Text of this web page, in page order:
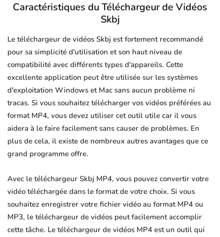
Caractéristiques du Téléchargeur de Vidéos
Skbj
Le téléchargeur de vidéos Skbj est fortement recommandé
pour sa simplicité d'utilisation et son haut niveau de
compatibilité avec différents types d'appareils. Cette
excellente application peut être utilisée sur les systèmes
d'exploitation Windows et Mac sans aucun problème ni
tracas. Si vous souhaitez télécharger vos vidéos préférées au
format MP4, vous devez utiliser cet outil utile car il vous
aidera à le faire facilement sans causer de problèmes. En
plus de cela, il existe de nombreux autres avantages que ce
grand programme offre.
Avec le téléchargeur Skbj MP4, vous pouvez convertir votre
vidéo téléchargée dans le format de votre choix. Si vous
souhaitez enregistrer votre fichier vidéo au format MP4 ou
MP3, le téléchargeur de vidéos peut facilement accomplir
cette tâche. Le téléchargeur de vidéos MP4 est un outil qui